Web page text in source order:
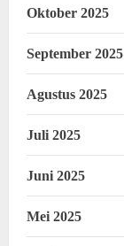
Oktober 2025
September 2025
Agustus 2025
Juli 2025
Juni 2025
Mei 2025